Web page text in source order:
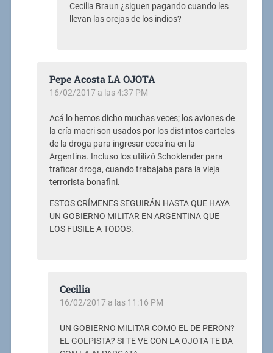
Cecilia Braun ¿siguen pagando cuando les
llevan las orejas de los indios?
Pepe Acosta LA OJOTA
16/02/2017 a las 4:37 PM
Acá lo hemos dicho muchas veces; los aviones de
la cría macri son usados por los distintos carteles
de la droga para ingresar cocaína en la
Argentina. Incluso los utilizó Schoklender para
traficar droga, cuando trabajaba para la vieja
terrorista bonafini.
ESTOS CRÍMENES SEGUIRÁN HASTA QUE HAYA
UN GOBIERNO MILITAR EN ARGENTINA QUE
LOS FUSILE A TODOS.
Cecilia
16/02/2017 a las 11:16 PM
UN GOBIERNO MILITAR COMO EL DE PERON?
EL GOLPISTA? SI TE VE CON LA OJOTA TE DA